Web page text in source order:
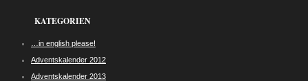
KATEGORIEN
…in english please!
Adventskalender 2012
Adventskalender 2013